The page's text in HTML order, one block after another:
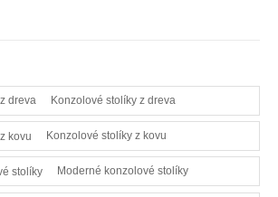
Konzolové stolíky z dreva
Konzolové stolíky z kovu
Moderné konzolové stolíky